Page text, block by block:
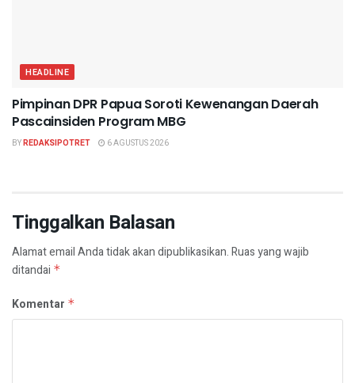
HEADLINE
Pimpinan DPR Papua Soroti Kewenangan Daerah
Pascainsiden Program MBG
BYREDAKSIPOTRET 6 AGUSTUS 2026
Tinggalkan Balasan
Alamat email Anda tidak akan dipublikasikan.Ruas yang wajib
ditandai *
Komentar *